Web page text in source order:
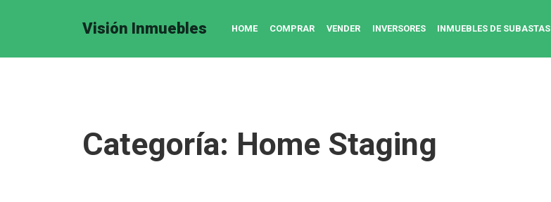
Visión Inmuebles HOME COMPRAR VENDER INVERSORES INMUEBLES DE SUBASTAS
Categoría: Home Staging